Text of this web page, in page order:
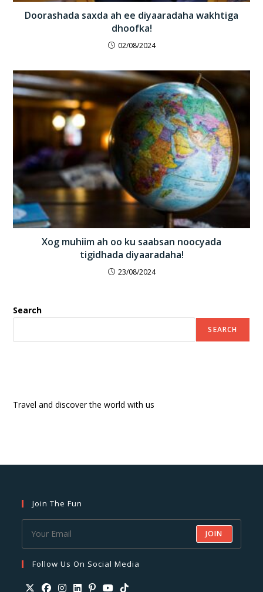
Doorashada saxda ah ee diyaaradaha wakhtiga
dhoofka!
02/08/2024
Xog muhiim ah oo ku saabsan noocyada
tigidhada diyaaradaha!
23/08/2024
Search
SEARCH
Travel and discover the world with us
Join The Fun
JOIN
Follow Us On Social Media